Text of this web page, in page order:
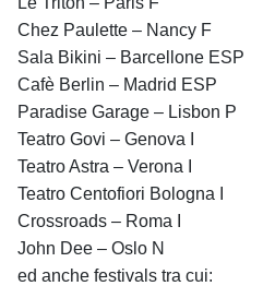
Chez Paulette – Nancy F
Sala Bikini – Barcellone ESP
Cafè Berlin – Madrid ESP
Paradise Garage – Lisbon P
Teatro Govi – Genova I
Teatro Astra – Verona I
Teatro Centofiori Bologna I
Crossroads – Roma I
John Dee – Oslo N
ed anche festivals tra cui: